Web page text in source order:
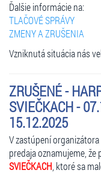
Ďalšie informácie na:
TLAČOVÉ SPRÁVY
ZMENY A ZRUŠENIA
Vzniknutá situácia nás
ZRUŠENÉ -
SVIEČKACH -
15.12.2025
V zastúpení
predaja oznamujeme, že
SVIEČKACH , ktoré sa